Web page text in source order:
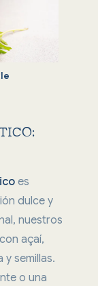
es
dulce y
nuestros
açaí,
semillas.
o una